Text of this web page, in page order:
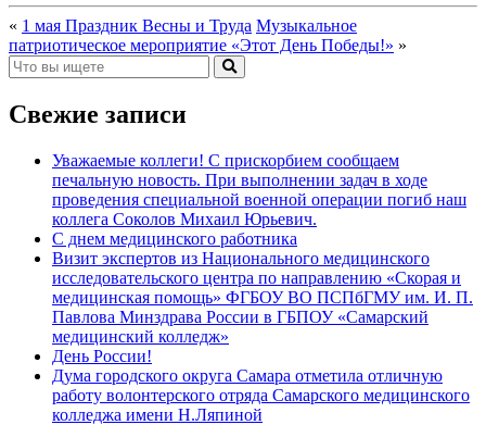
« 1 мая Праздник Весны и Труда Музыкальное
патриотическое мероприятие «Этот День Победы!» »
Свежие записи
Уважаемые коллеги! С прискорбием сообщаем
печальную новость. При выполнении задач в ходе
проведения специальной военной операции погиб наш
коллега Соколов Михаил Юрьевич.
С днем медицинского работника
Визит экспертов из Национального медицинского
исследовательского центра по направлению «Скорая и
медицинская помощь» ФГБОУ ВО ПСПбГМУ им. И. П.
Павлова Минздрава России в ГБПОУ «Самарский
медицинский колледж»
День России!
Дума городского округа Самара отметила отличную
работу волонтерского отряда Самарского медицинского
колледжа имени Н.Ляпиной